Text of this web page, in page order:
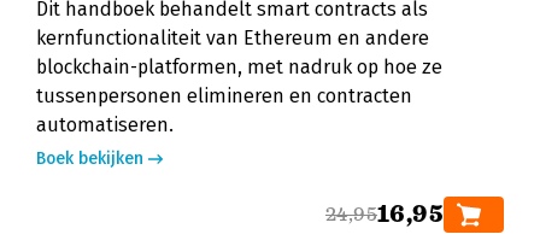
Dit handboek behandelt smart contracts als
kernfunctionaliteit van Ethereum en andere
blockchain-platformen, met nadruk op hoe ze
tussenpersonen elimineren en contracten
automatiseren.
Boek bekijken
24,9516,95